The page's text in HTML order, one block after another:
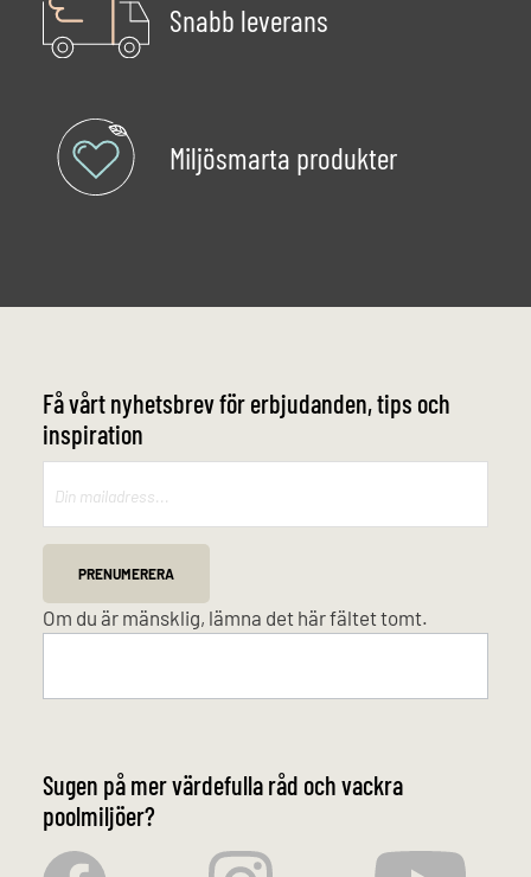
Snabb leverans
Miljösmarta produkter
Få vårt nyhetsbrev för erbjudanden, tips och
inspiration
PRENUMERERA
Om du är mänsklig, lämna det här fältet tomt.
Sugen på mer värdefulla råd och vackra
poolmiljöer?